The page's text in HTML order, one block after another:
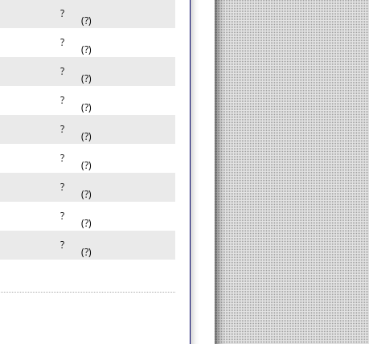
?
(?)
?
(?)
?
(?)
?
(?)
?
(?)
?
(?)
?
(?)
?
(?)
?
(?)